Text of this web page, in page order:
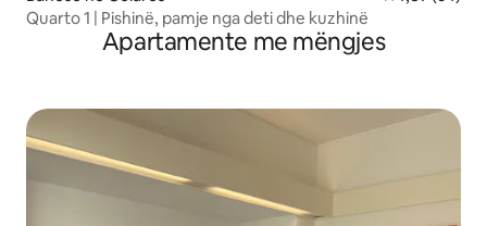
Quarto 1 | Pishinë, pamje nga deti dhe kuzhinë
Apartamente me mëngjes